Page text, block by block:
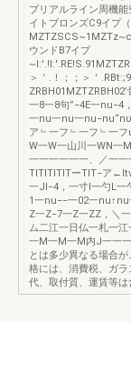
プリアルライン周機
イトブロンズC9イプ
ウンドB7イプ
＞＇.！；；＞＇
一8一8句”−4E一nu−4
一nu一nu一
ア﹄一フ﹄一フ﹄一
W一W一山川一WN
一一一一一一、／一
TITITITITーTIT−ア
一JI−4，一寸l一勺L一
1一nu−−一02一
Z一Z−7一Z一ZZ，＼
ム二江一日仏一札一
一M一M一M内J一一
とは多少異なる場合
格には、消費税、ガ
代、取付質、運賃等は